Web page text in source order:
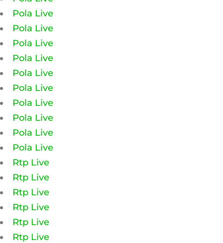
Pola Live
Pola Live
Pola Live
Pola Live
Pola Live
Pola Live
Pola Live
Pola Live
Pola Live
Pola Live
Rtp Live
Rtp Live
Rtp Live
Rtp Live
Rtp Live
Rtp Live